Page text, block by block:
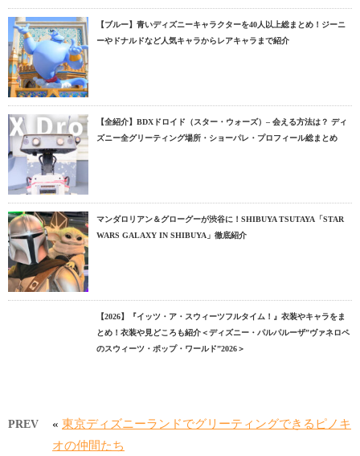
【ブルー】青いディズニーキャラクターを40人以上総まとめ！ジーニ
ーやドナルドなど人気キャラからレアキャラまで紹介
【全紹介】BDXドロイド（スター・ウォーズ）– 会える方法は？ ディ
ズニー全グリーティング場所・ショーパレ・プロフィール総まとめ
マンダロリアン＆グローグーが渋谷に！SHIBUYA TSUTAYA「STAR
WARS GALAXY IN SHIBUYA」徹底紹介
【2026】『イッツ・ア・スウィーツフルタイム！』衣装やキャラをま
とめ！衣装や見どころも紹介＜ディズニー・パルパルーザ”ヴァネロペ
のスウィーツ・ポップ・ワールド”2026＞
PREV « 東京ディズニーランドでグリーティングできるピノキ
オの仲間たち